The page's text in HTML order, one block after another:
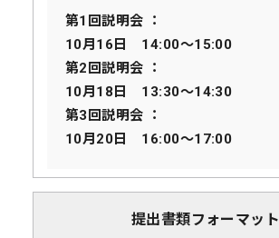
第1回説明会 ：
10月16日 14:00～15:00
第2回説明会 ：
10月18日 13:30～14:30
第3回説明会 ：
10月20日 16:00～17:00
提出書類フォーマット